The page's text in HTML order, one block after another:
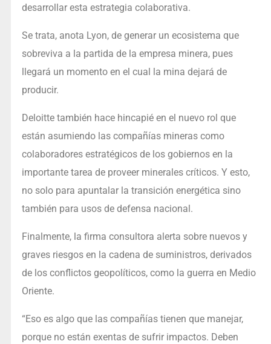
desarrollar esta estrategia colaborativa.
Se trata, anota Lyon, de generar un ecosistema que
sobreviva a la partida de la empresa minera, pues
llegará un momento en el cual la mina dejará de
producir.
Deloitte también hace hincapié en el nuevo rol que
están asumiendo las compañías mineras como
colaboradores estratégicos de los gobiernos en la
importante tarea de proveer minerales críticos. Y esto,
no solo para apuntalar la transición energética sino
también para usos de defensa nacional.
Finalmente, la firma consultora alerta sobre nuevos y
graves riesgos en la cadena de suministros, derivados
de los conflictos geopolíticos, como la guerra en Medio
Oriente.
“Eso es algo que las compañías tienen que manejar,
porque no están exentas de sufrir impactos. Deben